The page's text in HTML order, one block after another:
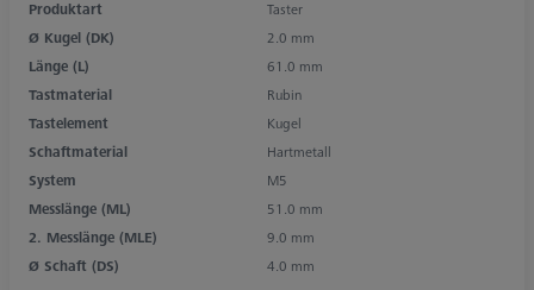
Produktart
Taster
Ø Kugel (DK)
2.0 mm
Länge (L)
61.0 mm
Tastmaterial
Rubin
Tastelement
Kugel
Schaftmaterial
Hartmetall
System
M5
Messlänge (ML)
51.0 mm
2. Messlänge (MLE)
9.0 mm
Ø Schaft (DS)
4.0 mm